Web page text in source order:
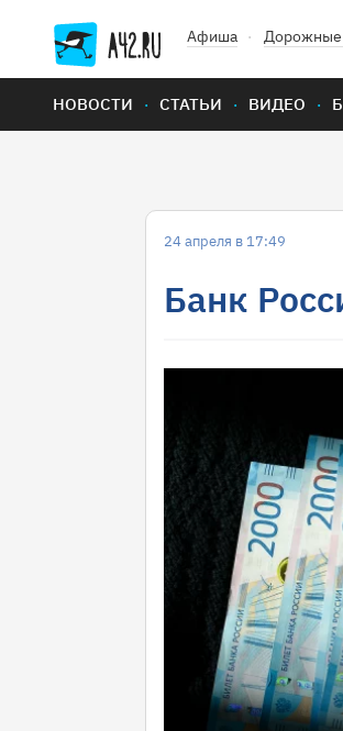
Афиша
НОВОСТИ СТАТЬИ ВИДЕО
24 апреля в 17:49
Банк